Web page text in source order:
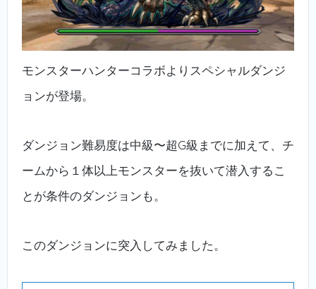
モンスターハンターコラボよりスペシャルダンジ
ョンが登場。
ダンジョン難易度は中級〜超G級までに加えて、チ
ームから１体以上モンスターを抜いて潜入するこ
とが条件のダンジョンも。
このダンジョンに突入してみました。